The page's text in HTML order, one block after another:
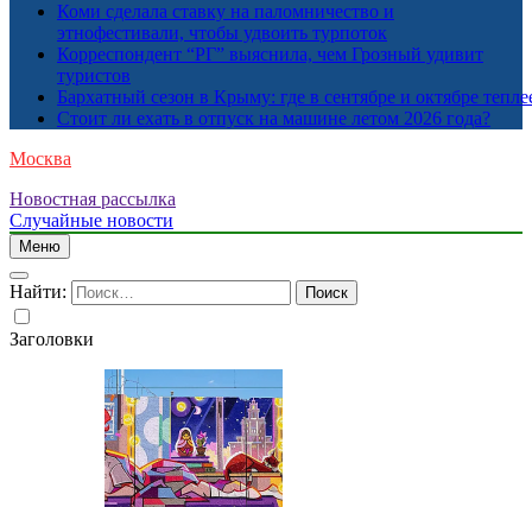
Коми сделала ставку на паломничество и
этнофестивали, чтобы удвоить турпоток
Корреспондент “РГ” выяснила, чем Грозный удивит
туристов
Бархатный сезон в Крыму: где в сентябре и октябре
Стоит ли ехать в отпуск на машине летом 2026 года?
Москва
Новостная рассылка
Случайные новости
Меню
Найти:
Заголовки